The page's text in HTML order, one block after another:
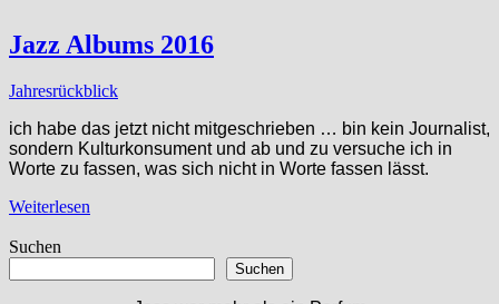
Jazz Albums 2016
Jahresrückblick
ich habe das jetzt nicht mitgeschrieben … bin kein Journalist,
sondern Kulturkonsument und ab und zu versuche ich in
Worte zu fassen, was sich nicht in Worte fassen lässt.
Weiterlesen
Suchen
Suchen